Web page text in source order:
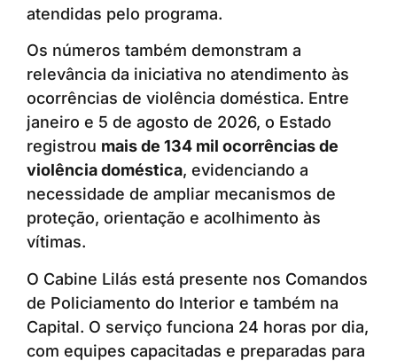
atendidas pelo programa.
Os números também demonstram a
relevância da iniciativa no atendimento às
ocorrências de violência doméstica. Entre
janeiro e 5 de agosto de 2026, o Estado
registrou mais de 134 mil ocorrências de
violência doméstica, evidenciando a
necessidade de ampliar mecanismos de
proteção, orientação e acolhimento às
vítimas.
O Cabine Lilás está presente nos Comandos
de Policiamento do Interior e também na
Capital. O serviço funciona 24 horas por dia,
com equipes capacitadas e preparadas para